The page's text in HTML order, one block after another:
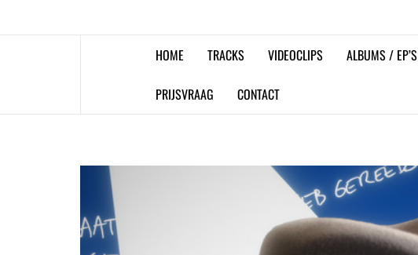
HOME TRACKS VIDEOCLIPS ALBUMS / EP’S
PRIJSVRAAG CONTACT